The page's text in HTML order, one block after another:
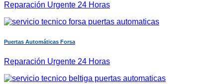
Reparación Urgente 24 Horas
Puertas Automáticas Forsa
Reparación Urgente 24 Horas